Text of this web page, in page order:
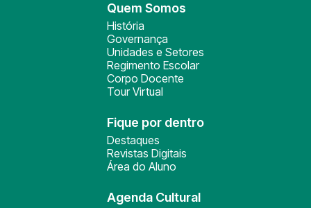
Quem Somos
História
Governança
Unidades e Setores
Regimento Escolar
Corpo Docente
Tour Virtual
Fique por dentro
Destaques
Revistas Digitais
Área do Aluno
Agenda Cultural